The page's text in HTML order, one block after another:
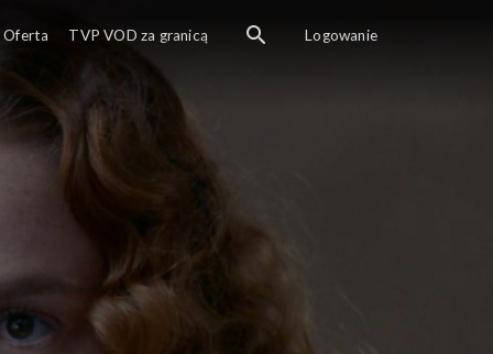
Oferta TVP VOD za granicą Logowanie